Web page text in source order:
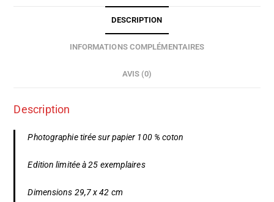
DESCRIPTION
INFORMATIONS COMPLÉMENTAIRES
AVIS (0)
Description
Photographie tirée sur papier 100 % coton
Edition limitée à 25 exemplaires
Dimensions 29,7 x 42 cm